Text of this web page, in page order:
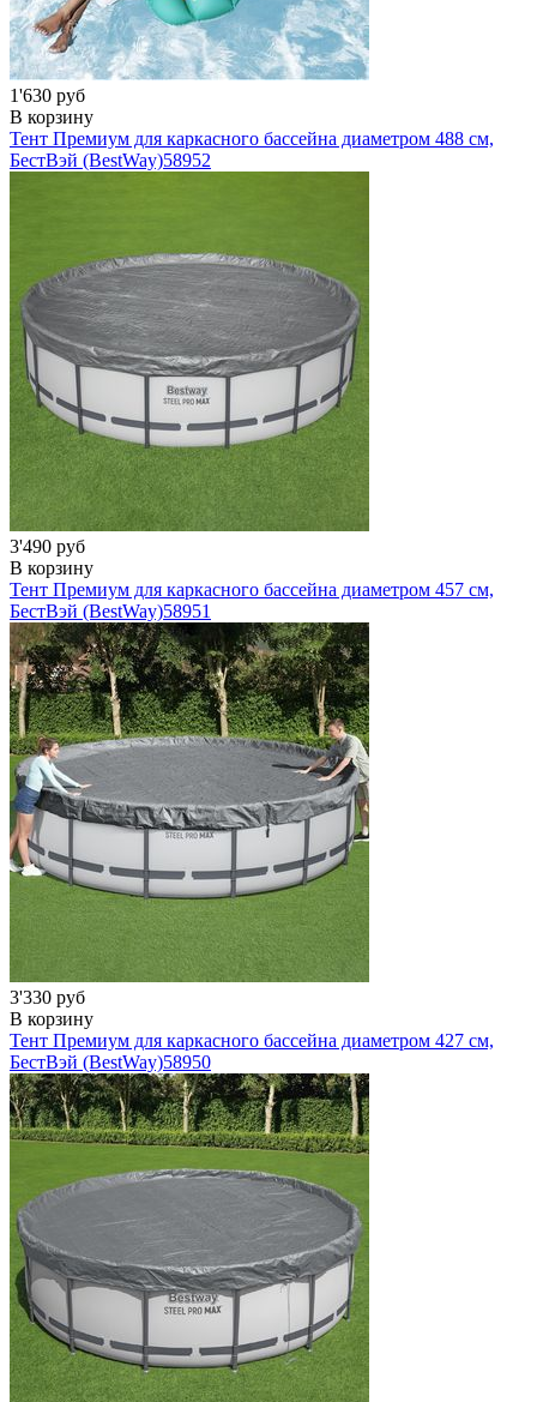
1'630 руб
В корзину
Тент Премиум для каркасного бассейна диаметром 488 см,
БестВэй (BestWay)58952
3'490 руб
В корзину
Тент Премиум для каркасного бассейна диаметром 457 см,
БестВэй (BestWay)58951
3'330 руб
В корзину
Тент Премиум для каркасного бассейна диаметром 427 см,
БестВэй (BestWay)58950